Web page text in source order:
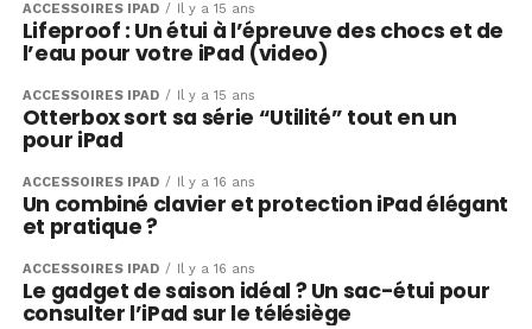
ACCESSOIRES IPAD Il y a 15 ans
Lifeproof : Un étui à l’épreuve des chocs et de
l’eau pour votre iPad (video)
ACCESSOIRES IPAD Il y a 15 ans
Otterbox sort sa série “Utilité” tout en un
pour iPad
ACCESSOIRES IPAD Il y a 16 ans
Un combiné clavier et protection iPad élégant
et pratique ?
ACCESSOIRES IPAD Il y a 16 ans
Le gadget de saison idéal ? Un sac-étui pour
consulter l’iPad sur le télésiège